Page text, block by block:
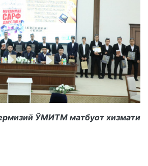
ЎМИТМ матбуот хизмати